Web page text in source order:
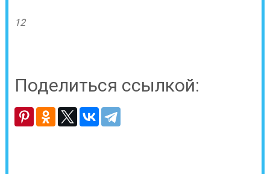
12
Поделиться ссылкой: